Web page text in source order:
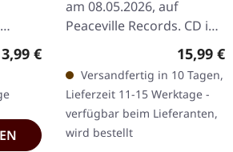
Panel
Preis:
€
am 08.05.2026, auf
Peaceville Records. CD im
Standard-Jewelcase. Die
norwegischen Black-
Metal-Legenden
Darkthrone kehren…
15,99 €
Versandfertig in 10 Tagen,
Lieferzeit 11-15 Werktage -
verfügbar beim Lieferanten,
wird bestellt